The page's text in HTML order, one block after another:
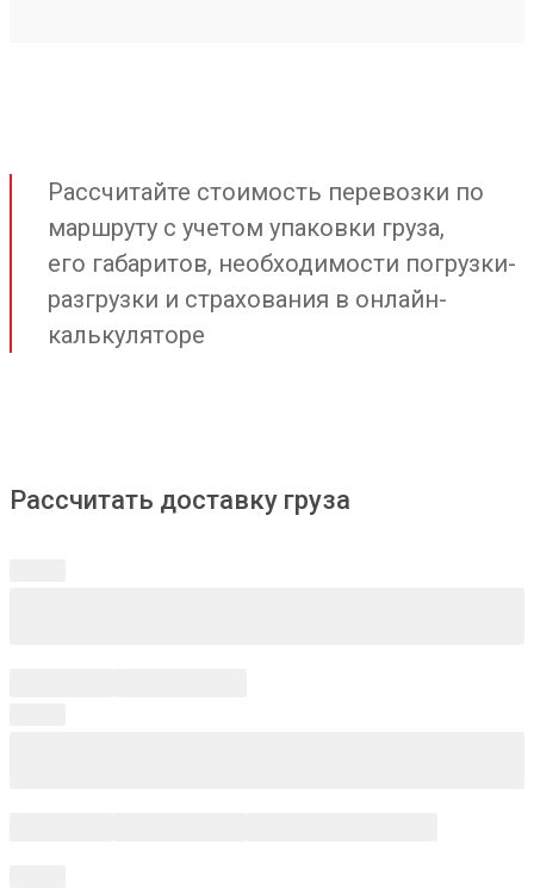
Рассчитайте стоимость перевозки по
маршруту с учетом упаковки груза,
его габаритов, необходимости погрузки-
разгрузки и страхования в онлайн-
калькуляторе
Рассчитать доставку груза